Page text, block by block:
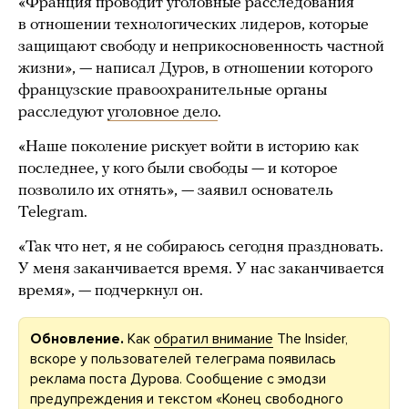
в отношении технологических лидеров, которые
защищают свободу и неприкосновенность частной
жизни», — написал Дуров, в отношении которого
французские правоохранительные органы
расследуют уголовное дело.
«Наше поколение рискует войти в историю как
последнее, у кого были свободы — и которое
позволило их отнять», — заявил основатель
Telegram.
«Так что нет, я не собираюсь сегодня праздновать.
У меня заканчивается время. У нас заканчивается
время», — подчеркнул он.
Обновление. Как обратил внимание The Insider,
вскоре у пользователей телеграма появилась
реклама поста Дурова. Сообщение с эмодзи
предупреждения и текстом «Конец свободного